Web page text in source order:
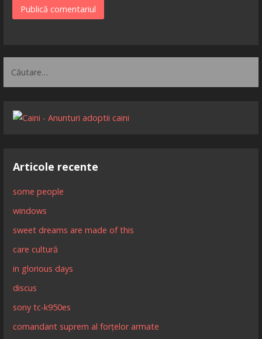
după:
Articole recente
some people
windows
sweet dreams are made of this
care cultură
in glorious days
discus
sony tc-k950es
comandant suprem al forțelor armate